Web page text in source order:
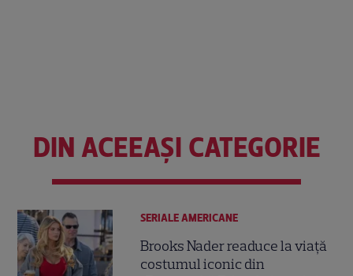
DIN ACEEAȘI CATEGORIE
SERIALE AMERICANE
Brooks Nader readuce la viață
costumul iconic din